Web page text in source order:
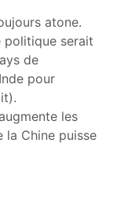
atone.
politique serait
de
pour
les
la Chine puisse